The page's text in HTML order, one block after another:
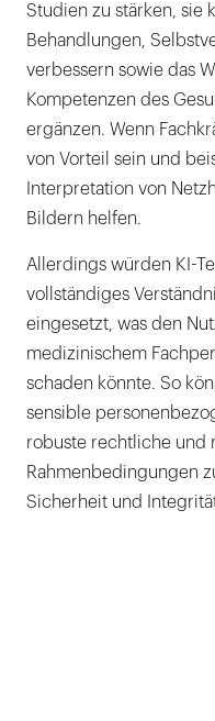
Studien zu stärken, sie
Behandlungen,
verbessern sowie das
Kompetenzen des
ergänzen. Wenn
von Vorteil sein und
Interpretation von
Bildern helfen.
Allerdings würden KI-
vollständiges
eingesetzt, was den
medizinischem
schaden könnte. So
sensible
robuste rechtliche und
Rahmenbedingungen
Sicherheit und